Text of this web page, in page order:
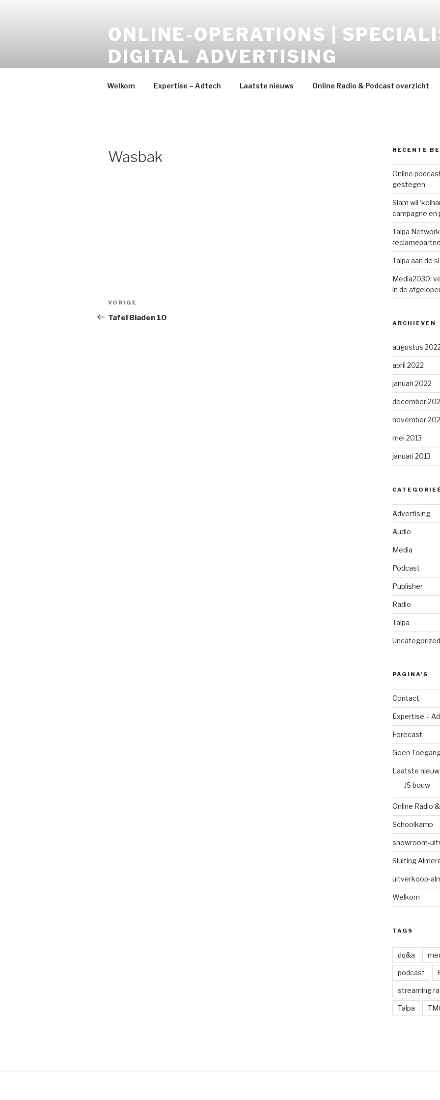
ONLINE-OPERATIONS |
DIGITAL ADVERTISING
Welkom Expertise – Adtech Laatste nieuws Online Radio & Podcast overzicht
Wasbak
Bericht
navigatie
Vorig
bericht
VORIGE
Tafel Bladen 10
RECENTE
Online
gestegen
Slam wil
campagne en
Talpa
Talpa aan de
Media2030:
in de
ARCHIEVEN
augustus
april 2022
januari 2022
december
november
mei 2013
januari 2013
Advertising
Audio
Media
Podcast
Publisher
Radio
Talpa
Uncategorized
PAGINA’S
Contact
Expertise –
Forecast
Geen
Laatste
JS bouw
Online Radio
Schoolkamp
showroom-
Sluiting
uitverkoop-
Welkom
TAGS
dq&a
podcast
streaming
Talpa